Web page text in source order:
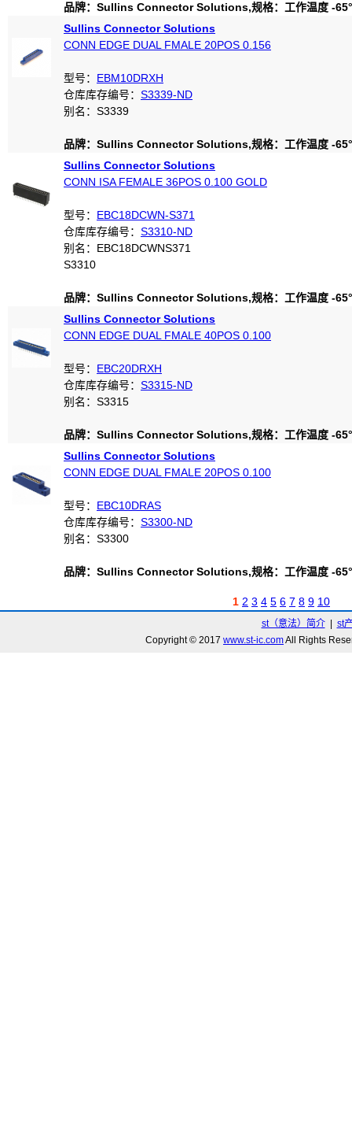
品牌：Sullins Connector Solutions,规格：工作温度 -
Sullins Connector Solutions
CONN EDGE DUAL FMALE 20POS 0.156
型号： EBM10DRXH
仓库库存编号： S3339-ND
别名：S3339
品牌：Sullins Connector Solutions,规格：工作温度 -
Sullins Connector Solutions
CONN ISA FEMALE 36POS 0.100 GOLD
型号： EBC18DCWN-S371
仓库库存编号： S3310-ND
别名：EBC18DCWNS371
S3310
品牌：Sullins Connector Solutions,规格：工作温度 -
Sullins Connector Solutions
CONN EDGE DUAL FMALE 40POS 0.100
型号： EBC20DRXH
仓库库存编号： S3315-ND
别名：S3315
品牌：Sullins Connector Solutions,规格：工作温度 -
Sullins Connector Solutions
CONN EDGE DUAL FMALE 20POS 0.100
型号： EBC10DRAS
仓库库存编号： S3300-ND
别名：S3300
品牌：Sullins Connector Solutions,规格：工作温度 -
1 2 3 4 5 6 7 8 9 10
st（意法）简介| st
Copyright © 2017 www.st-ic.comAll Rights